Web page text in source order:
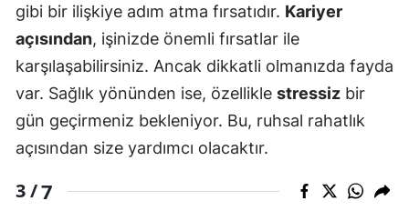
gibi bir ilişkiye adım atma fırsatıdır. Kariyer
açısından, işinizde önemli fırsatlar ile
karşılaşabilirsiniz. Ancak dikkatli olmanızda fayda
var. Sağlık yönünden ise, özellikle stressiz bir
gün geçirmeniz bekleniyor. Bu, ruhsal rahatlık
açısından size yardımcı olacaktır.
3 /7